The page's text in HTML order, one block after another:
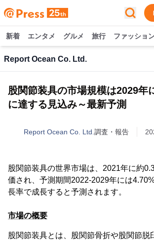
新着 エンタメ グルメ 旅行 ファッショ
Report Ocean Co. Ltd.
股関節装具の市場規模は2029年
に達する見込み～最新予測
Report Ocean Co. Ltd. 調査・報告
股関節装具の世界市場は、2021年に約
価され、予測期間2022-2029年には
長率で成長すると予測されます。
市場の概要
股関節装具とは、股関節骨折や股関節脱